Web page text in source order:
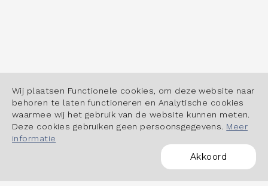
Wij plaatsen Functionele cookies, om deze website naar
behoren te laten functioneren en Analytische cookies
waarmee wij het gebruik van de website kunnen meten.
Deze cookies gebruiken geen persoonsgegevens. Meer
informatie
Akkoord
POWERED BY